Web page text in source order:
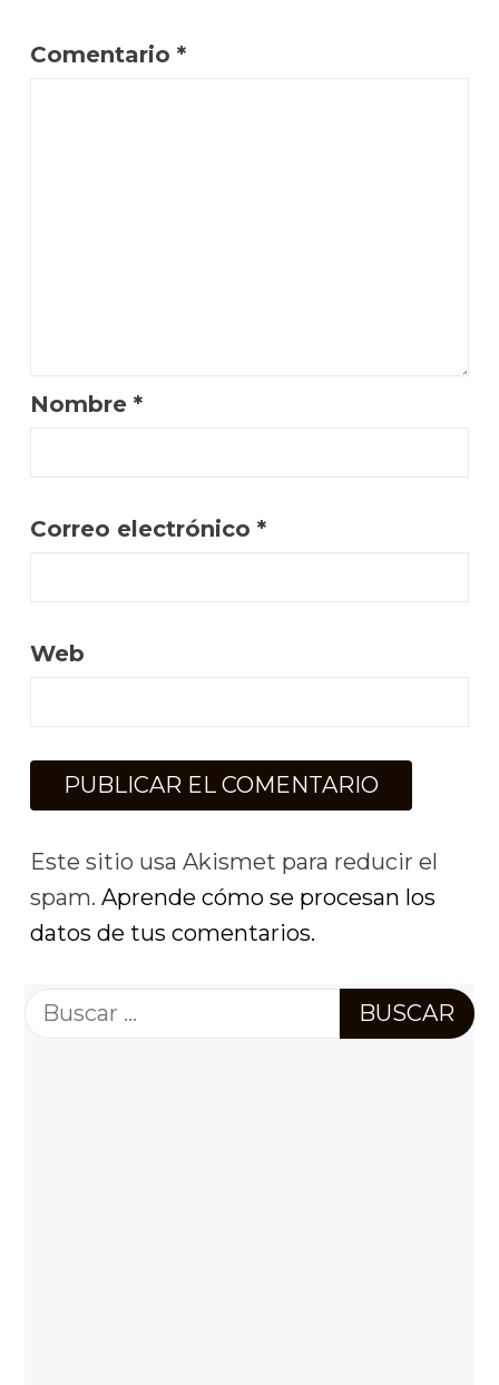
Comentario *
Nombre *
Correo electrónico *
Web
Este sitio usa Akismet para reducir el
spam. Aprende cómo se procesan los
datos de tus comentarios.
Buscar: